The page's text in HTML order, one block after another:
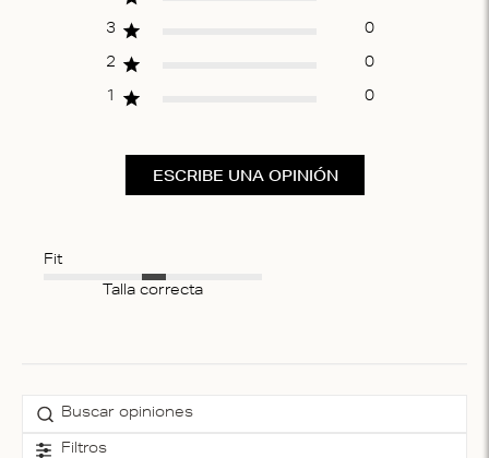
3 0
2 0
1 0
ESCRIBE UNA OPINIÓN
Fit
Talla correcta
Filtros